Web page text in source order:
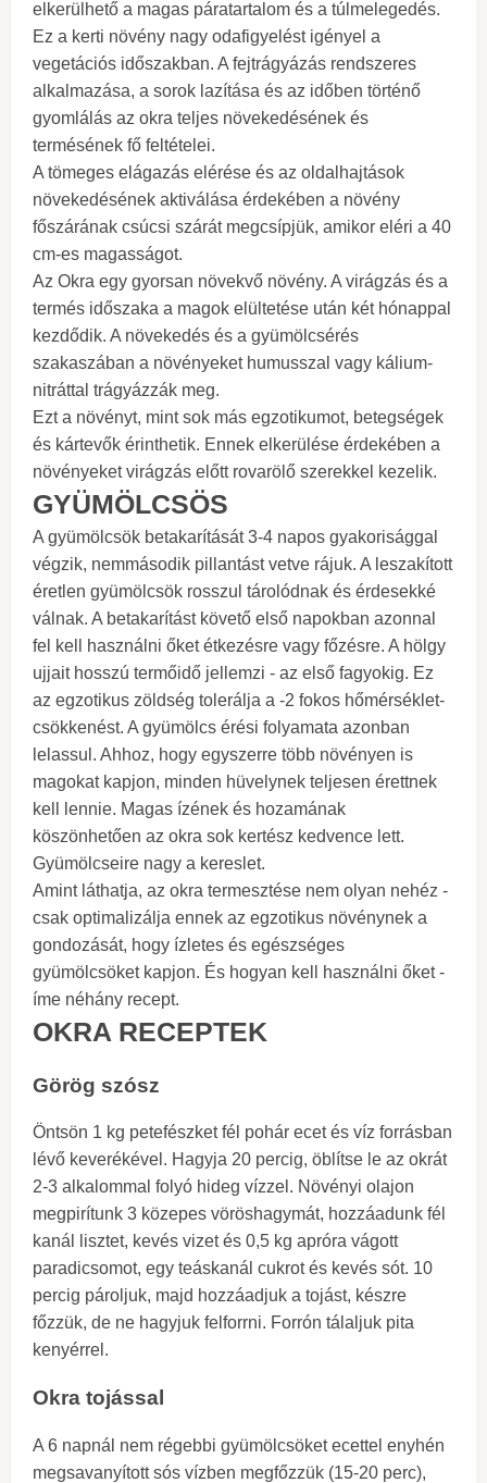
elkerülhető a magas páratartalom és a túlmelegedés.
Ez a kerti növény nagy odafigyelést igényel a
vegetációs időszakban. A fejtrágyázás rendszeres
alkalmazása, a sorok lazítása és az időben történő
gyomlálás az okra teljes növekedésének és
termésének fő feltételei.
A tömeges elágazás elérése és az oldalhajtások
növekedésének aktiválása érdekében a növény
főszárának csúcsi szárát megcsípjük, amikor eléri a 40
cm-es magasságot.
Az Okra egy gyorsan növekvő növény. A virágzás és a
termés időszaka a magok elültetése után két hónappal
kezdődik. A növekedés és a gyümölcsérés
szakaszában a növényeket humusszal vagy kálium-
nitráttal trágyázzák meg.
Ezt a növényt, mint sok más egzotikumot, betegségek
és kártevők érinthetik. Ennek elkerülése érdekében a
növényeket virágzás előtt rovarölő szerekkel kezelik.
GYÜMÖLCSÖS
A gyümölcsök betakarítását 3-4 napos gyakorisággal
végzik, nemmásodik pillantást vetve rájuk. A leszakított
éretlen gyümölcsök rosszul tárolódnak és érdesekké
válnak. A betakarítást követő első napokban azonnal
fel kell használni őket étkezésre vagy főzésre. A hölgy
ujjait hosszú termőidő jellemzi - az első fagyokig. Ez
az egzotikus zöldség tolerálja a -2 fokos hőmérséklet-
csökkenést. A gyümölcs érési folyamata azonban
lelassul. Ahhoz, hogy egyszerre több növényen is
magokat kapjon, minden hüvelynek teljesen érettnek
kell lennie. Magas ízének és hozamának
köszönhetően az okra sok kertész kedvence lett.
Gyümölcseire nagy a kereslet.
Amint láthatja, az okra termesztése nem olyan nehéz -
csak optimalizálja ennek az egzotikus növénynek a
gondozását, hogy ízletes és egészséges
gyümölcsöket kapjon. És hogyan kell használni őket -
íme néhány recept.
OKRA RECEPTEK
Görög szósz
Öntsön 1 kg petefészket fél pohár ecet és víz forrásban
lévő keverékével. Hagyja 20 percig, öblítse le az okrát
2-3 alkalommal folyó hideg vízzel. Növényi olajon
megpirítunk 3 közepes vöröshagymát, hozzáadunk fél
kanál lisztet, kevés vizet és 0,5 kg apróra vágott
paradicsomot, egy teáskanál cukrot és kevés sót. 10
percig pároljuk, majd hozzáadjuk a tojást, készre
főzzük, de ne hagyjuk felforrni. Forrón tálaljuk pita
kenyérrel.
Okra tojással
A 6 napnál nem régebbi gyümölcsöket ecettel enyhén
megsavanyított sós vízben megfőzzük (15-20 perc),